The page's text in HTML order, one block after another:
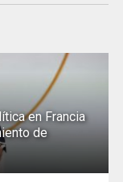
en Francia
de